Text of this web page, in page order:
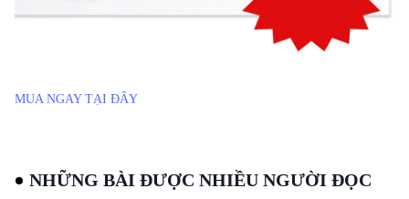
MUA NGAY TẠI ĐÂY
NHỮNG BÀI ĐƯỢC NHIỀU NGƯỜI ĐỌC